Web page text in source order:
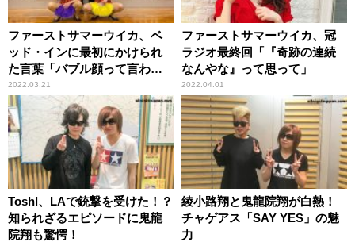
ファーストサマーウイカ、ベ
ッド・インに最初にかけられ
た言葉「バブル顔って言われ
ません？」
2022.03.21
ファーストサマーウイカ、冠
ラジオ最終回「『奇跡の連続
なんやな』って思って」
2022.04.01
Toshl、LAで銃撃を受けた！？
知られざるエピソードに鬼龍
院翔も驚愕！
綾小路翔と鬼龍院翔が白熱！
チャゲアス「SAY YES」の魅
力